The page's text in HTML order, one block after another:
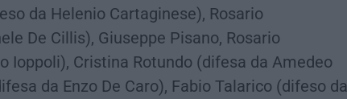
da Helenio Cartaginese), Rosario
De Cillis), Giuseppe Pisano, Rosario
Ioppoli), Cristina Rotundo (difesa da Amedeo
da Enzo De Caro), Fabio Talarico (difeso da